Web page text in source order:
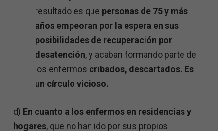
resultado es que personas de 75 y más
años empeoran por la espera en sus
posibilidades de recuperación por
desatención, y acaban formando parte de
los enfermos cribados, descartados. Es
un círculo vicioso.
d) En cuanto a los enfermos en residencias y
hogares, que no han ido por sus propios